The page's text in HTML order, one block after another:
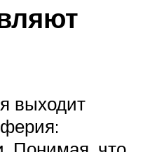
выходит